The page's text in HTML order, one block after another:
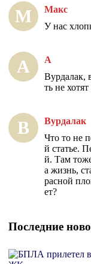
М Макс
У нас
А А
Вурдалак,
ть не хотят
В Вурдалак
Что то не
й статье.
й. Там
а жизнь,
расной
ет?
Последние